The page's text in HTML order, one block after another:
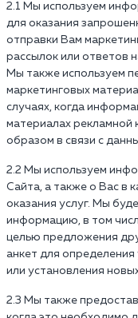
2.1 Мы используем
для оказания
отправки Вам
рассылок или ответов
Мы также используем
маркетинговых
случаях, когда
материалах
образом в связи с
2.2 Мы используем
Сайта, а также о Вас в
оказания услуг. Мы
информацию, в том
целью предложения
анкет для
или установления
2.3 Мы также